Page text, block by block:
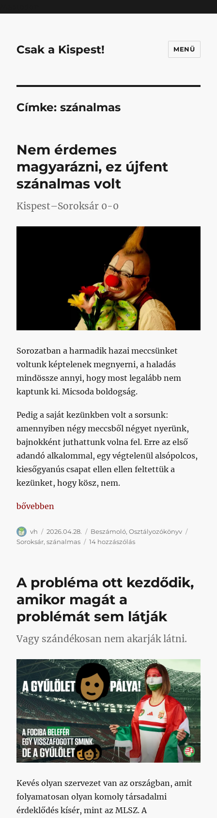
Csak a Kispest! MENÜ
Címke:szánalmas
Nem érdemes
magyarázni, ez újfent
szánalmas volt
Kispest–Soroksár 0-0
Sorozatban a harmadik hazai meccsünket
voltunk képtelenek megnyerni, a haladás
mindössze annyi, hogy most legalább nem
kaptunk ki. Micsoda boldogság.
Pedig a saját kezünkben volt a sorsunk:
amennyiben négy meccsből négyet nyerünk,
bajnokként juthattunk volna fel. Erre az első
adandó alkalommal, egy végtelenül alsópolcos,
kiesőgyanús csapat ellen ellen feltettük a
kezünket, hogy kösz, nem.
„Nem érdemes magyarázni, ez újfent szánalmas
bővebben
Szerző
vh Közzétéve
2026.04.28. Kategória
Beszámoló,Osztályozókönyv
Soroksár,szánalmas 14 hozzászólásNem
újfent
című
bejegyzéshez
A probléma ott kezdődik,
amikor magát a
problémát sem látják
Vagy szándékosan nem akarják látni.
Kevés olyan szervezet van az országban, amit
folyamatosan olyan komoly társadalmi
érdeklődés kísér, mint az MLSZ. A